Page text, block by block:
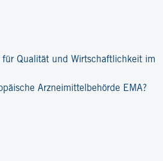
für Qualität und Wirtschaftlichkeit im
Arzneimittelbehörde EMA?